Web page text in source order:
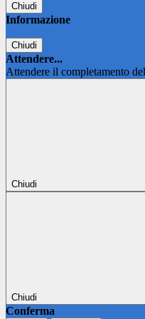
Chiudi
Informazione
Chiudi
Attendere...
Attendere il completamento
Chiudi
Chiudi
Conferma